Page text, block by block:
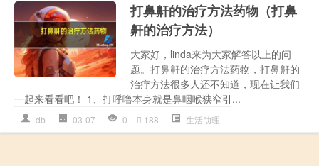
打鼻鼾的治疗方法药物（打鼻
鼾的治疗方法）
大家好，linda来为大家解答以上的问
题。打鼻鼾的治疗方法药物，打鼻鼾的
治疗方法很多人还不知道，现在让我们
一起来看看吧！ 1、打呼噜本身就是鼻咽喉狭窄引...
db 03-07 0 188 生活助理